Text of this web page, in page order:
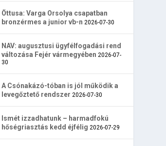
Öttusa: Varga Orsolya csapatban
bronzérmes a junior vb-n 2026-07-30
NAV: augusztusi ügyfélfogadási rend
változása Fejér vármegyében 2026-07-
30
A Csónakázó-tóban is jól működik a
levegőztető rendszer 2026-07-30
Ismét izzadhatunk – harmadfokú
hőségriasztás kedd éjfélig 2026-07-29